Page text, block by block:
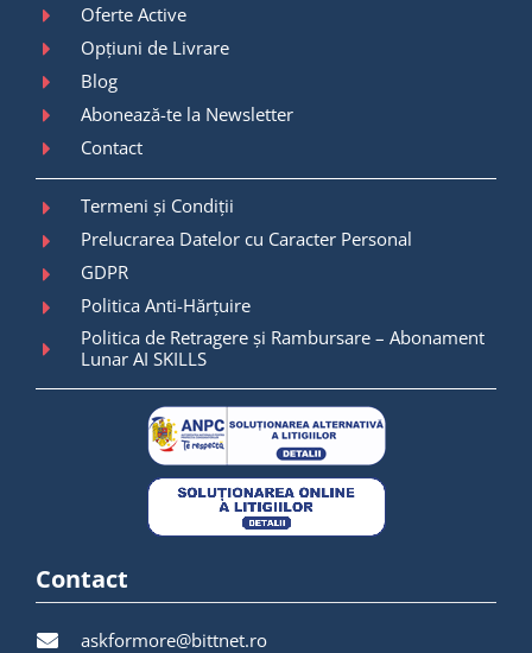
Oferte Active
Opțiuni de Livrare
Blog
Abonează-te la Newsletter
Contact
Termeni și Condiții
Prelucrarea Datelor cu Caracter Personal
GDPR
Politica Anti-Hărțuire
Politica de Retragere și Rambursare – Abonament
Lunar AI SKILLS
Contact
askformore@bittnet.ro